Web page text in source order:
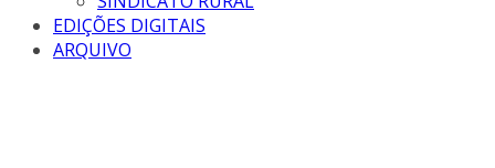
EDIÇÕES DIGITAIS
ARQUIVO